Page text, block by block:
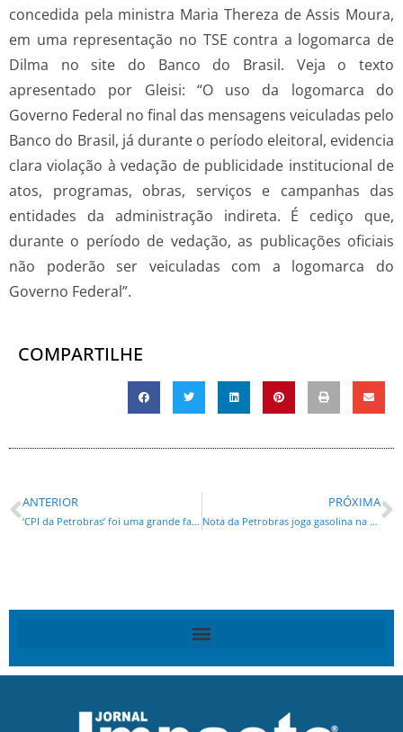
concedida pela ministra Maria Thereza de Assis Moura,
em uma representação no TSE contra a logomarca de
Dilma no site do Banco do Brasil. Veja o texto
apresentado por Gleisi: “O uso da logomarca do
Governo Federal no final das mensagens veiculadas pelo
Banco do Brasil, já durante o período eleitoral, evidencia
clara violação à vedação de publicidade institucional de
atos, programas, obras, serviços e campanhas das
entidades da administração indireta. É cediço que,
durante o período de vedação, as publicações oficiais
não poderão ser veiculadas com a logomarca do
Governo Federal”.
COMPARTILHE
ANTERIOR
‘CPI da Petrobras’ foi uma grande farsa, aponta Veja
PRÓXIMA
Nota da Petrobras joga gasolina na farsa da CPI